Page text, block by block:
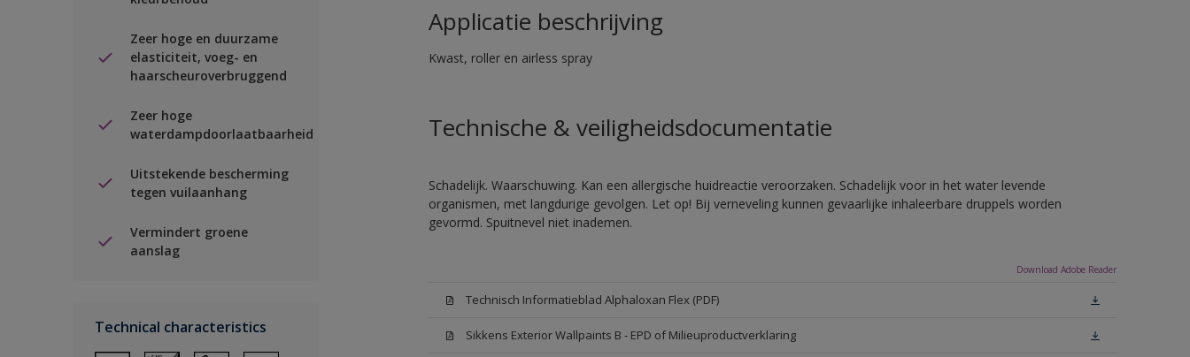
Zeer hoge en duurzame
elasticiteit, voeg- en
haarscheuroverbruggend
Zeer hoge
waterdampdoorlaatbaarheid
Uitstekende bescherming
tegen vuilaanhang
Vermindert groene
aanslag
Technical characteristics
Applicatie beschrijving
Kwast, roller en airless spray
Technische & veiligheidsdocumentatie
Schadelijk. Waarschuwing. Kan een allergische huidreactie veroorzaken. Schadelijk voor in het water levende
organismen, met langdurige gevolgen. Let op! Bij verneveling kunnen gevaarlijke inhaleerbare druppels worden
gevormd. Spuitnevel niet inademen.
Download Adobe Reader
Technisch Informatieblad Alphaloxan Flex (PDF)
Sikkens Exterior Wallpaints B - EPD of Milieuproductverklaring